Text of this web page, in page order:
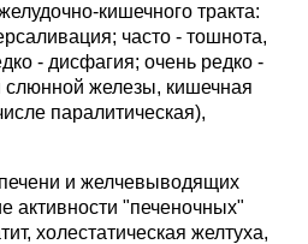
кишечного тракта:
часто - тошнота,
- дисфагия; очень редко -
слюнной железы, кишечная
паралитическая),
и желчевыводящих
активности "печеночных"
холестатическая желтуха,